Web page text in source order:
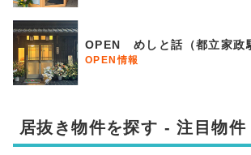
OPEN めしと話（都立家政
OPEN情報
居抜き物件を探す - 注目物件